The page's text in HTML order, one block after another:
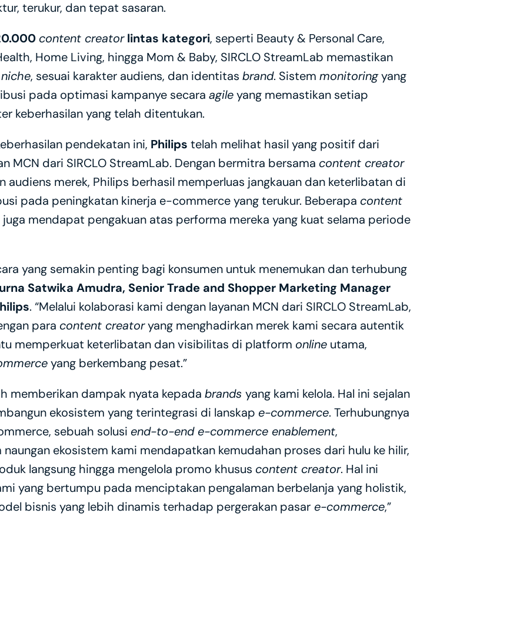
terukur, dan tepat sasaran.
content creator lintas kategori, seperti Beauty & Personal Care,
Home Living, hingga Mom & Baby, SIRCLO StreamLab memastikan
niche, sesuai karakter audiens, dan identitas brand. Sistem monitoring yang
pada optimasi kampanye secara agile yang memastikan setiap
keberhasilan yang telah ditentukan.
pendekatan ini, Philips telah melihat hasil yang positif dari
MCN dari SIRCLO StreamLab. Dengan bermitra bersama content creator
audiens merek, Philips berhasil memperluas jangkauan dan keterlibatan di
pada peningkatan kinerja e-commerce yang terukur. Beberapa content
mendapat pengakuan atas performa mereka yang kuat selama periode
yang semakin penting bagi konsumen untuk menemukan dan terhubung
Satwika Amudra, Senior Trade and Shopper Marketing Manager
. “Melalui kolaborasi kami dengan layanan MCN dari SIRCLO StreamLab,
para content creator yang menghadirkan merek kami secara autentik
memperkuat keterlibatan dan visibilitas di platform online utama,
yang berkembang pesat.”
memberikan dampak nyata kepada brands yang kami kelola. Hal ini sejalan
ekosistem yang terintegrasi di lanskap e-commerce. Terhubungnya
sebuah solusi end-to-end e-commerce enablement,
naungan ekosistem kami mendapatkan kemudahan proses dari hulu ke hilir,
langsung hingga mengelola promo khusus content creator. Hal ini
yang bertumpu pada menciptakan pengalaman berbelanja yang holistik,
bisnis yang lebih dinamis terhadap pergerakan pasar e-commerce,”